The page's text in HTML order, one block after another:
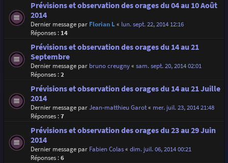
Prévisions et observation des orages du 04 au 10 Août
2014
Dernier message par Florian L« lun. sept. 22, 2014 12:16
Réponses : 14
Prévisions et observation des orages du 14 au 21
Septembre
Dernier message par bruno creugny« sam. sept. 20, 2014 02:01
Réponses :2
Prévisions et observation des orages du 14 au 21 Juille
2014
Dernier message parJean-matthieu Garot« mer. juil. 23, 2014 21:48
Réponses :7
Prévisions et observation des orages du 23 au 29 Juin
2014
Dernier message par Fabien Colas« dim. juil. 06, 2014 00:21
Réponses :6